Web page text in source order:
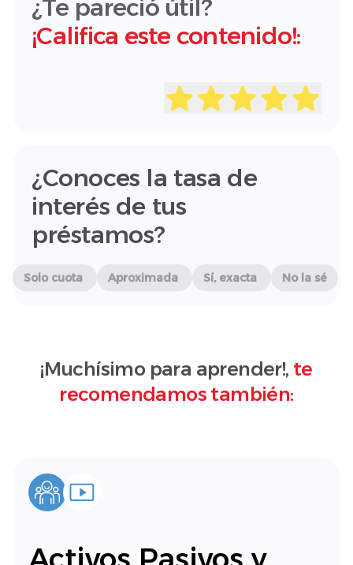
¿Te pareció útil?
¡Califica este contenido!:
¿Conoces la tasa de
interés de tus
préstamos?
Solo cuota Aproximada Sí, exacta No la sé
¡Muchísimo para aprender!, te
recomendamos también: